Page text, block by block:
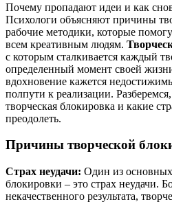
Почему пропадают идеи и как
Психологи объясняют причины
рабочие методики, которые
всем креативным людям.
с которым сталкивается каждый
определенный момент своей
вдохновение кажется
полпути к реализации.
творческая блокировка и какие
преодолеть.
Причины творческой
Страх неудачи: Один из основных
блокировки – это страх неудачи.
некачественного результата,